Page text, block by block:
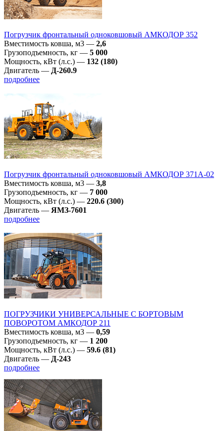
Погрузчик фронтальный одноковшовый АМКОДОР 352
Вместимость ковша, м3 — 2,6
Грузоподъемность, кг — 5 000
Мощность, кВт (л.с.) — 132 (180)
Двигатель — Д-260.9
подробнее
Погрузчик фронтальный одноковшовый АМКОДОР 371А-02
Вместимость ковша, м3 — 3,8
Грузоподъемность, кг — 7 000
Мощность, кВт (л.с.) — 220.6 (300)
Двигатель — ЯМЗ-7601
подробнее
ПОГРУЗЧИКИ УНИВЕРСАЛЬНЫЕ С БОРТОВЫМ
ПОВОРОТОМ АМКОДОР 211
Вместимость ковша, м3 — 0,59
Грузоподъемность, кг — 1 200
Мощность, кВт (л.с.) — 59.6 (81)
Двигатель — Д-243
подробнее